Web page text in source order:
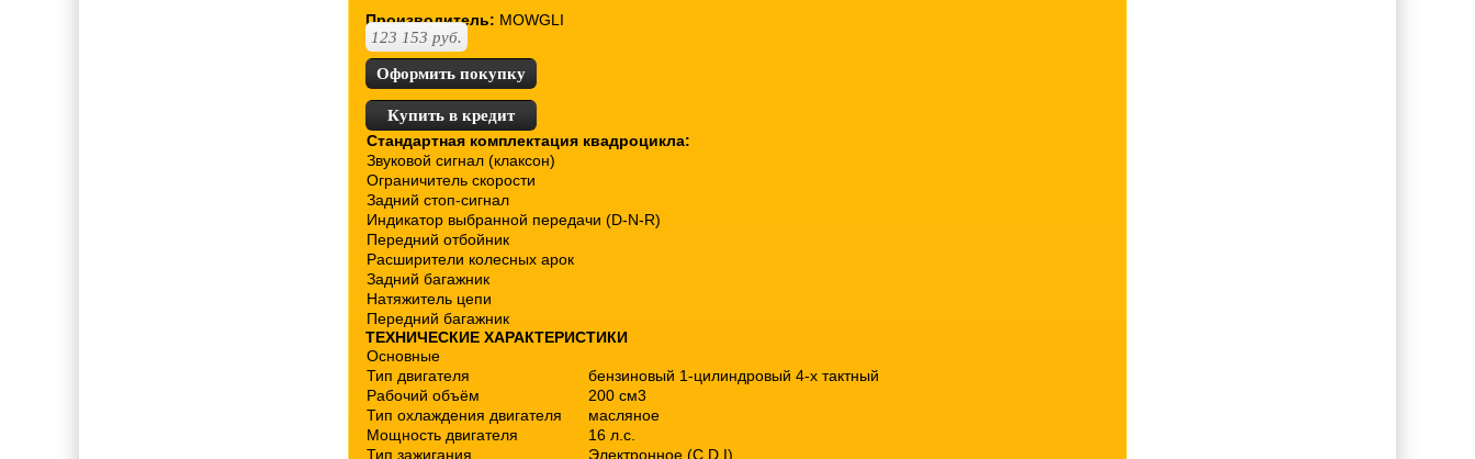
Производитель: MOWGLI
123 153 руб.
Оформить покупку
Купить в кредит
Стандартная комплектация квадроцикла:
Звуковой сигнал (клаксон)
Ограничитель скорости
Задний стоп-сигнал
Индикатор выбранной передачи (D-N-R)
Передний отбойник
Расширители колесных арок
Задний багажник
Натяжитель цепи
Передний багажник
ТЕХНИЧЕСКИЕ ХАРАКТЕРИСТИКИ
Основные
Тип двигателя
бензиновый 1-цилиндровый 4-х тактный
Рабочий объём
200 см3
Тип охлаждения двигателя
масляное
Мощность двигателя
16 л.с.
Тип зажигания
Электронное (C.D.I)